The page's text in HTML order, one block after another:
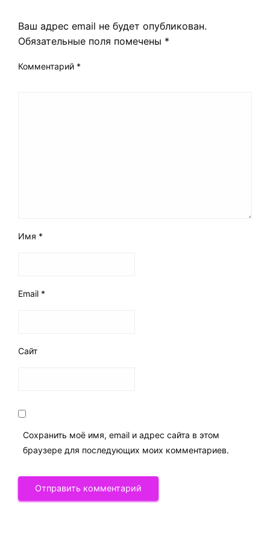
Ваш адрес email не будет опубликован.
Обязательные поля помечены *
Комментарий *
Имя *
Email *
Сайт
Сохранить моё имя, email и адрес сайта в этом
браузере для последующих моих комментариев.